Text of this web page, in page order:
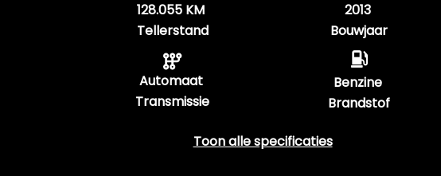
128.055 KM
Tellerstand
Automaat
Transmissie
2013
Bouwjaar
Benzine
Brandstof
Toon alle specificaties